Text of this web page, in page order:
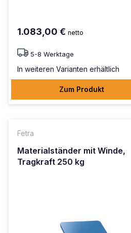
1.083,00 € netto
5-8 Werktage
In weiteren Varianten erhältlich
Zum Produkt
Fetra
Materialständer mit Winde,
Tragkraft 250 kg